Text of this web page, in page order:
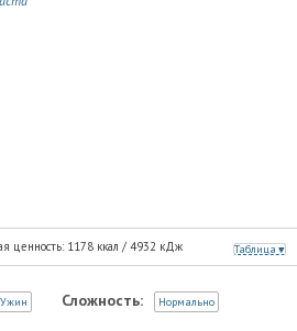
Таблица
ценность: 1178ккал / 4932 кДж
Ужин Сложность: Нормально